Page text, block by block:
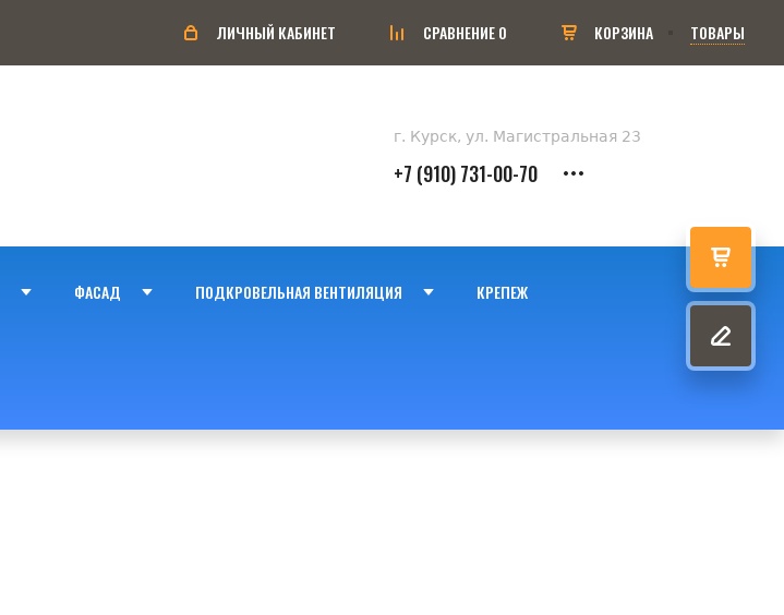
ЛИЧНЫЙ КАБИНЕТ СРАВНЕНИЕ0 КОРЗИНА ТОВАРЫ
г. Курск, ул. Магистральная 23
+7 (910) 731-00-70
ФАСАД ПОДКРОВЕЛЬНАЯ ВЕНТИЛЯЦИЯ КРЕПЕЖ